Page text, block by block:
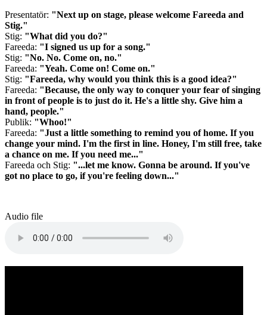
Presentatör: "Next up on stage, please welcome Fareeda and
Stig."
Stig: "What did you do?"
Fareeda: "I signed us up for a song."
Stig: "No. No. Come on, no."
Fareeda: "Yeah. Come on! Come on."
Stig: "Fareeda, why would you think this is a good idea?"
Fareeda: "Because, the only way to conquer your fear of singing
in front of people is to just do it. He's a little shy. Give him a
hand, people."
Publik: "Whoo!"
Fareeda: "Just a little something to remind you of home. If you
change your mind. I'm the first in line. Honey, I'm still free, take
a chance on me. If you need me..."
Fareeda och Stig: "...let me know. Gonna be around. If you've
got no place to go, if you're feeling down..."
Audio file